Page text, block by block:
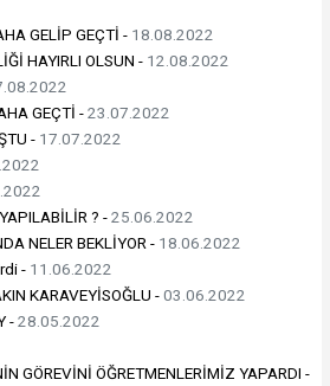
GELİP GEÇTİ - 18.08.2022
HAYIRLI OLSUN - 12.08.2022
GEÇTİ -23.07.2022
- 17.07.2022
? -25.06.2022
NELER BEKLİYOR - 18.06.2022
- 11.06.2022
KARAVEYİSOĞLU -03.06.2022
-28.05.2022
GÖREVİNİ ÖĞRETMENLERİMİZ YAPARDI -